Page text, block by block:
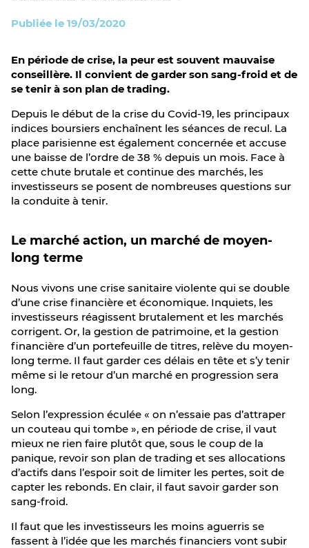
Publiée le 19/03/2020
En période de crise, la peur est souvent mauvaise
conseillère. Il convient de garder son sang-froid et de
se tenir à son plan de trading.
Depuis le début de la crise du Covid-19, les principaux
indices boursiers enchaînent les séances de recul. La
place parisienne est également concernée et accuse
une baisse de l’ordre de 38 % depuis un mois. Face à
cette chute brutale et continue des marchés, les
investisseurs se posent de nombreuses questions sur
la conduite à tenir.
Le marché action, un marché de moyen-
long terme
Nous vivons une crise sanitaire violente qui se double
d’une crise financière et économique. Inquiets, les
investisseurs réagissent brutalement et les marchés
corrigent. Or, la gestion de patrimoine, et la gestion
financière d’un portefeuille de titres, relève du moyen-
long terme. Il faut garder ces délais en tête et s’y tenir
même si le retour d’un marché en progression sera
long.
Selon l’expression éculée « on n’essaie pas d’attraper
un couteau qui tombe », en période de crise, il vaut
mieux ne rien faire plutôt que, sous le coup de la
panique, revoir son plan de trading et ses allocations
d’actifs dans l’espoir soit de limiter les pertes, soit de
capter les rebonds. En clair, il faut savoir garder son
sang-froid.
Il faut que les investisseurs les moins aguerris se
fassent à l’idée que les marchés financiers vont subir